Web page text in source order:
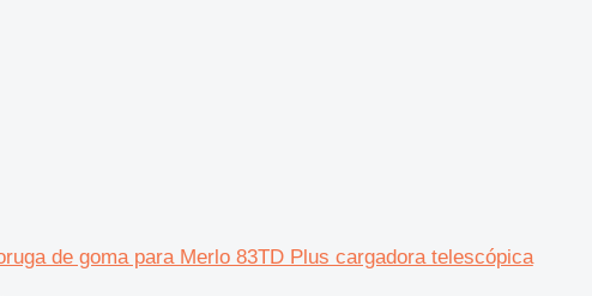
de goma para Merlo 83TD Plus cargadora telescópica